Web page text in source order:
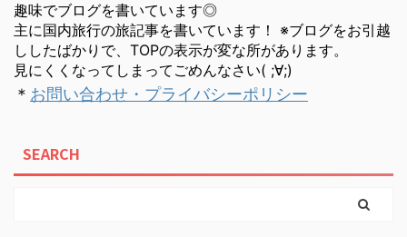
趣味でブログを書いています◎
主に国内旅行の旅記事を書いています！ ※ブログをお引越
ししたばかりで、TOPの表示が変な所があります。
見にくくなってしまってごめんなさい( ;∀;)
＊ お問い合わせ・プライバシーポリシー
SEARCH